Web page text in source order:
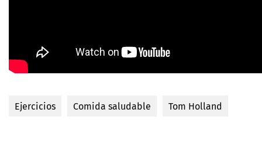
Ejercicios Comida saludable Tom Holland